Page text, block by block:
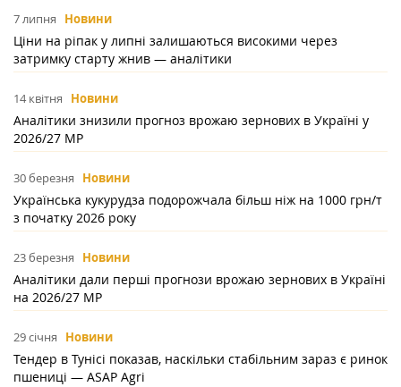
7 липня Новини
Ціни на ріпак у липні залишаються високими через
затримку старту жнив — аналітики
14 квітня Новини
Аналітики знизили прогноз врожаю зернових в Україні у
2026/27 МР
30 березня Новини
Українська кукурудза подорожчала більш ніж на 1000 грн/т
з початку 2026 року
23 березня Новини
Аналітики дали перші прогнози врожаю зернових в Україні
на 2026/27 МР
29 січня Новини
Тендер в Тунісі показав, наскільки стабільним зараз є ринок
пшениці — ASAP Agri